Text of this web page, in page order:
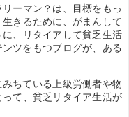
ーマン？は、目標をもっ
きるために、がまんして
、リタイアして貧乏生活
ツをもつブログが、ある
ちている上級労働者や物
て、貧乏リタイア生活が